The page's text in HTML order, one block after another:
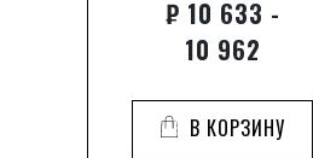
₽ 10 633 -
10 962
В КОРЗИНУ